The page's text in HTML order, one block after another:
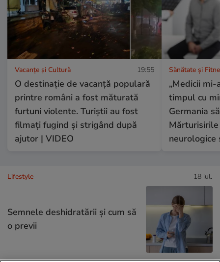
Vacanțe și Cultură 19:55
O destinație de vacanță populară
printre români a fost măturată
furtuni violente. Turiștii au fost
filmați fugind și strigând după
ajutor | VIDEO
Sănătate și
„Medicii
timpul cu
Germania
neurologice
Lifestyle 18 iul.
Semnele deshidratării și cum să
o previi